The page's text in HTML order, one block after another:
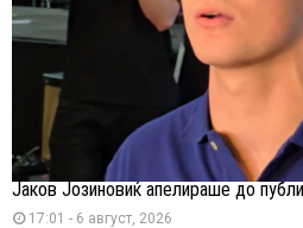
Јаков Јозиновиќ апелираше до
17:01 - 6 август, 2026